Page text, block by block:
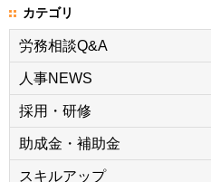
カテゴリ
労務相談Q&A
人事NEWS
採用・研修
助成金・補助金
スキルアップ